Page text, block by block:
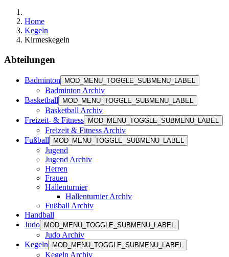
Home
Kegeln
Kirmeskegeln
Abteilungen
Badminton MOD_MENU_TOGGLE_SUBMENU_LABEL
Badminton Archiv
Basketball
MOD_MENU_TOGGLE_SUBMENU_LABEL
Basketball Archiv
Freizeit- & Fitness
MOD_MENU_TOGGLE_SUBMENU_LABEL
Freizeit & Fitness Archiv
Fußball
MOD_MENU_TOGGLE_SUBMENU_LABEL
Jugend
Jugend Archiv
Herren
Frauen
Hallenturnier
Hallenturnier Archiv
Fußball Archiv
Handball
Judo
MOD_MENU_TOGGLE_SUBMENU_LABEL
Judo Archiv
Kegeln
MOD_MENU_TOGGLE_SUBMENU_LABEL
Kegeln Archiv